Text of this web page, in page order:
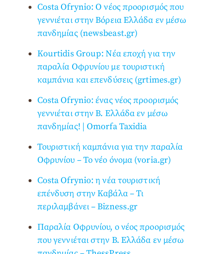
Costa Ofrynio: Ο νέος προορισμός που
γεννιέται στην Βόρεια Ελλάδα εν μέσω
πανδημίας (newsbeast.gr)
Kourtidis Group: Νέα εποχή για την
παραλία Οφρυνίου με τουριστική
καμπάνια και επενδύσεις (grtimes.gr)
Costa Ofrynio: ένας νέος προορισμός
γεννιέται στην Β. Ελλάδα εν μέσω
πανδημίας! | Omorfa Taxidia
Τουριστική καμπάνια για την παραλία
Οφρυνίου – Το νέο όνομα (voria.gr)
Costa Ofrynio: η νέα τουριστική
επένδυση στην Καβάλα – Τι
περιλαμβάνει – Bizness.gr
Παραλία Οφρυνίου, ο νέος προορισμός
που γεννιέται στην Β. Ελλάδα εν μέσω